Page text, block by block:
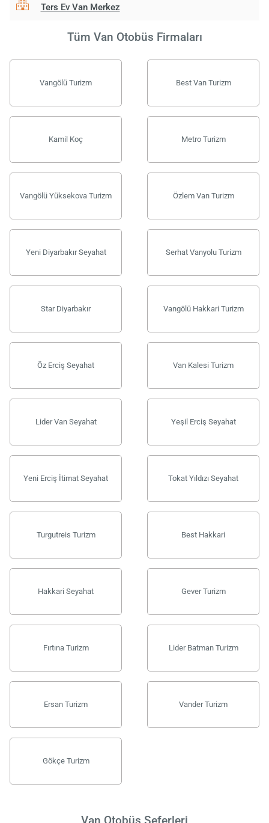
Ters Ev Van Merkez
Tüm Van Otobüs Firmaları
Vangölü Turizm Best Van Turizm
Kamil Koç Metro Turizm
Vangölü Yüksekova Turizm Özlem Van Turizm
Yeni Diyarbakır Seyahat Serhat Vanyolu Turizm
Star Diyarbakır Vangölü Hakkari Turizm
Öz Erciş Seyahat Van Kalesi Turizm
Lider Van Seyahat Yeşil Erciş Seyahat
Yeni Erciş İtimat Seyahat Tokat Yıldızı Seyahat
Turgutreis Turizm Best Hakkari
Hakkari Seyahat Gever Turizm
Fırtına Turizm Lider Batman Turizm
Ersan Turizm Vander Turizm
Gökçe Turizm